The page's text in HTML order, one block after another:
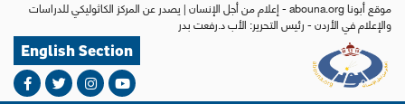
موقع أبونا abouna.org - إعلام من أجل الإنسان | يصدر عن المركز الكاثوليكي للدراسات
والإعلام في الأردن - رئيس التحرير: الأب د.رفعت بدر
English Section